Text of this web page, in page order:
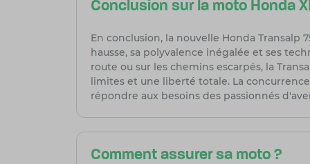
Conclusion sur la moto Honda
En conclusion, la nouvelle Honda
hausse, sa polyvalence inégalée et ses
route ou sur les chemins escarpés, la
limites et une liberté totale. La
répondre aux besoins des passionnés
Comment assurer sa moto ?